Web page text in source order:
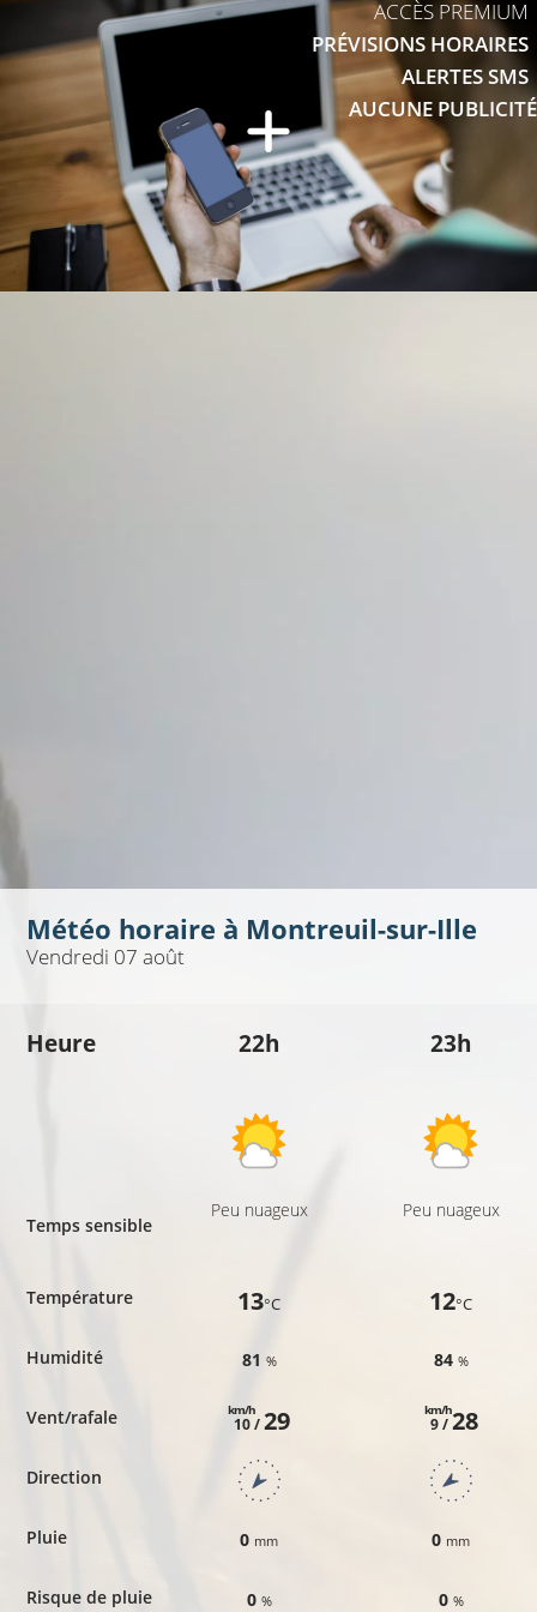
ACCÈS PREMIUM
PRÉVISIONS HORAIRES
ALERTES SMS
AUCUNE PUBLICITÉ
Météo horaire à Montreuil-sur-Ille
Vendredi 07 août
Heure
Temps sensible
Température
Humidité
Vent/rafale
Direction
Pluie
Risque de pluie
22h
Peu nuageux
13°C
81 %
10 /
km/h 29
0 mm
0 %
23h
Peu nuageux
12°C
84 %
9 /
km/h28
0 mm
0 %